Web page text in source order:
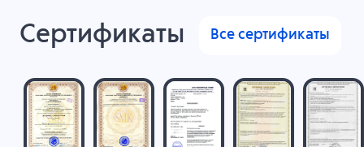
Сертификаты Все сертификаты